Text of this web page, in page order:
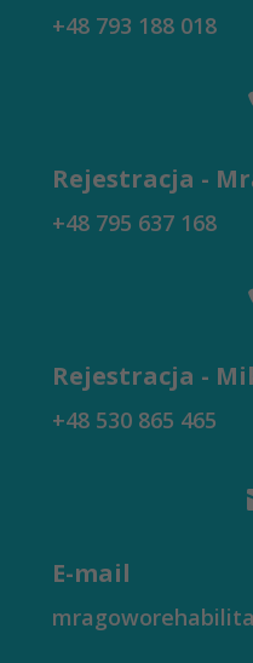
+48 793 188 018
Rejestracja -
+48 795 637 168
Rejestracja -
+48 530 865 465
E-mail